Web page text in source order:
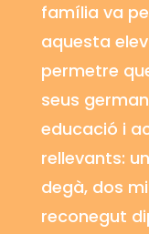
família va
aquesta
permetre
seus
educació i
rellevants:
degà, dos
reconegut